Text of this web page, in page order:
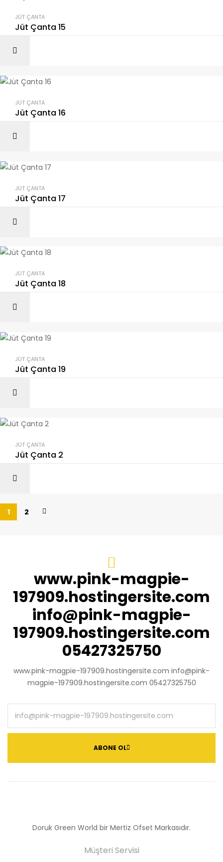
JÜT ÇANTA
Jüt Çanta 15
JÜT ÇANTA
Jüt Çanta 16
JÜT ÇANTA
Jüt Çanta 17
JÜT ÇANTA
Jüt Çanta 18
JÜT ÇANTA
Jüt Çanta 19
JÜT ÇANTA
Jüt Çanta 2
1 2
www.pink-magpie-
197909.hostingersite.com
info@pink-magpie-
197909.hostingersite.com
05427325750
www.pink-magpie-197909.hostingersite.com info@pink-
magpie-197909.hostingersite.com 05427325750
ABONE OL
Doruk Green World bir Mertiz Ofset Markasıdır.
Müşteri Servisi